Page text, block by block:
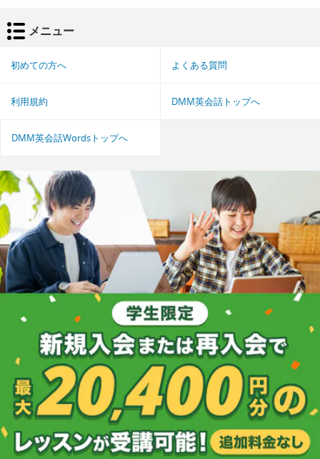
メニュー
初めての方へ よくある質問
利用規約 DMM英会話トップへ
DMM英会話Wordsトップへ